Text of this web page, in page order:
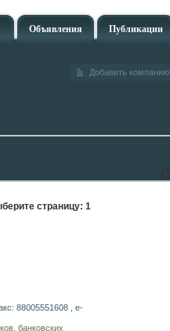
Объявления Публикации
Добавить компанию
страницу: 1
88005551608 , e-
банковских